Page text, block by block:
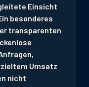
Einsicht
besonderes
transparenten
Umsatz
nicht